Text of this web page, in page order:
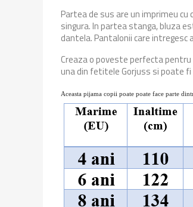
Partea de sus are un imprimeu
singura. In partea stanga, bluza
dantela. Pantalonii care
Creaza o poveste perfecta
una din fetitele Gorjuss si poate
Aceasta pijama copii poate poate face parte